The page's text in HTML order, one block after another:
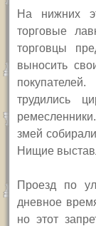
На нижних
торговые
торговцы
выносить
трудились
змей
Нищие
Проезд по
дневное
но этот